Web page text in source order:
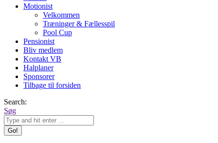
Motionist
Velkommen
Træninger & Fællesspil
Pool Cup
Pensionist
Bliv medlem
Kontakt VB
Halplaner
Sponsorer
Tilbage til forsiden
Search:
Søg